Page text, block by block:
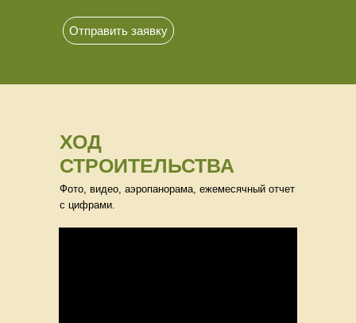
ХОД
СТРОИТЕЛЬСТВА
Фото, видео, аэропанорама, ежемесячный отчет
с цифрами.
Отправить заявку